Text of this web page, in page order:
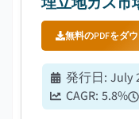
無料のPDFをダ
発行日: July
CAGR: 5.8%